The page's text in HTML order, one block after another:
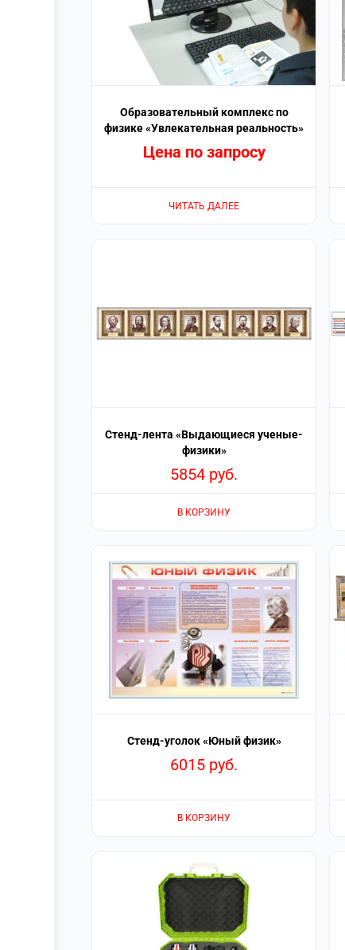
Образовательный комплекс по
физике «Увлекательная реальность»
Цена по запросу
ЧИТАТЬ ДАЛЕЕ
Стенд-лента «Выдающиеся ученые-
физики»
5854 руб.
В КОРЗИНУ
Стенд-уголок «Юный физик»
6015 руб.
В КОРЗИНУ